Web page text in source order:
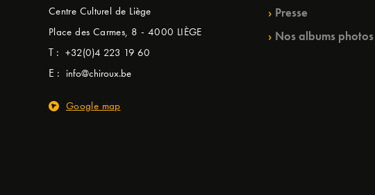
Centre Culturel de Liège
Place des Carmes, 8 - 4000 LIÈGE
T : +32(0)4 223 19 60
E : info@chiroux.be
Google map
Presse
Nos albums photos